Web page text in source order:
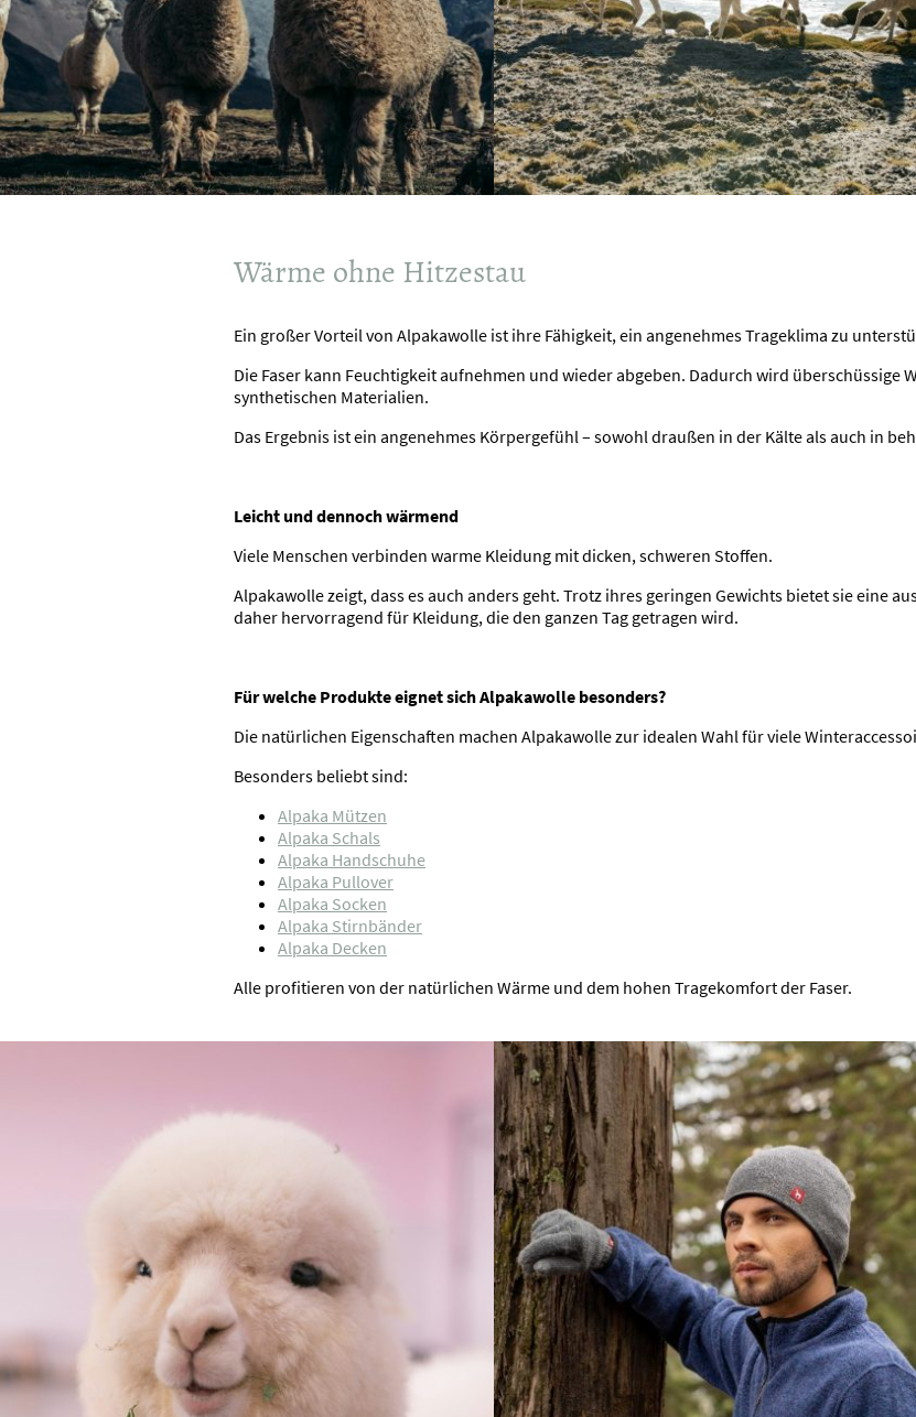
Wärme ohne Hitzestau
Ein großer Vorteil von Alpakawolle ist ihre Fähigkeit, ein angenehmes Trageklima zu
Die Faser kann Feuchtigkeit aufnehmen und wieder abgeben. Dadurch wird überschüssige
synthetischen Materialien.
Das Ergebnis ist ein angenehmes Körpergefühl – sowohl draußen in der Kälte als auch in
Leicht und dennoch wärmend
Viele Menschen verbinden warme Kleidung mit dicken, schweren Stoffen.
Alpakawolle zeigt, dass es auch anders geht. Trotz ihres geringen Gewichts bietet sie eine
daher hervorragend für Kleidung, die den ganzen Tag getragen wird.
Für welche Produkte eignet sich Alpakawolle besonders?
Die natürlichen Eigenschaften machen Alpakawolle zur idealen Wahl für viele
Besonders beliebt sind:
Alpaka Mützen
Alpaka Schals
Alpaka Handschuhe
Alpaka Pullover
Alpaka Socken
Alpaka Stirnbänder
Alpaka Decken
Alle profitieren von der natürlichen Wärme und dem hohen Tragekomfort der Faser.